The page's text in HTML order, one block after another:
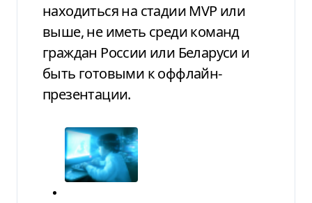
находиться на стадии MVP или
выше, не иметь среди команд
граждан России или Беларуси и
быть готовыми к оффлайн-
презентации.